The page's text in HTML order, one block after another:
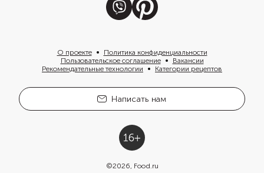
О проекте
Политика конфиденциальности
Пользовательское соглашение
Вакансии
Рекомендательные технологии
Категории рецептов
Написать нам
©2026, Food.ru